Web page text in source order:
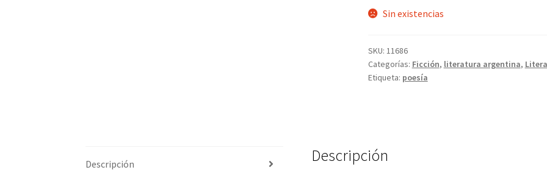
Sin existencias
SKU: 11686
Categorías: Ficción, literatura argentina,
Etiqueta: poesía
Descripción Descripción